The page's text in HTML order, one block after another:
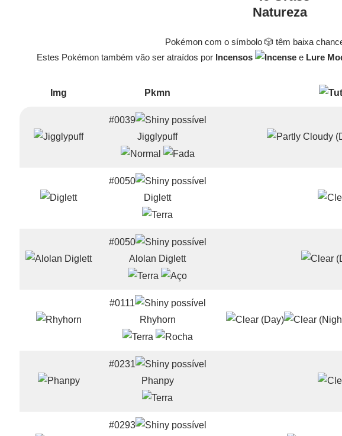
Natureza
Pokémon com o símbolo 🎲 têm baixa
Estes Pokémon também vão ser atraídos por Incensos e Lure
Img Pkmn
#0039
Jigglypuff
#0050
Diglett
#0050
Alolan Diglett
#0111
Rhyhorn
#0231
Phanpy
#0293